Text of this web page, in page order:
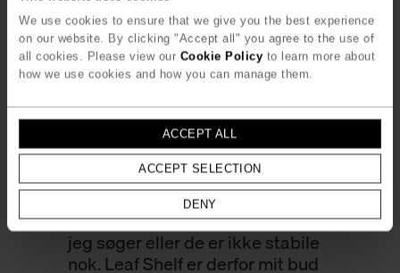
We use cookies to ensure that we give you the best experience
on our website. By clicking "Accept all" you agree to the use of
all cookies. Please view our Cookie Policy to learn more about
how we use cookies and how you can manage them.
ACCEPT ALL
ACCEPT SELECTION
DENY
”Jeg kan godt lide tankerne bag
en flat pack reol, men oftest
mangler de det æstetiske udtryk
jeg søger eller de er ikke stabile
nok. Leaf Shelf er derfor mit bud